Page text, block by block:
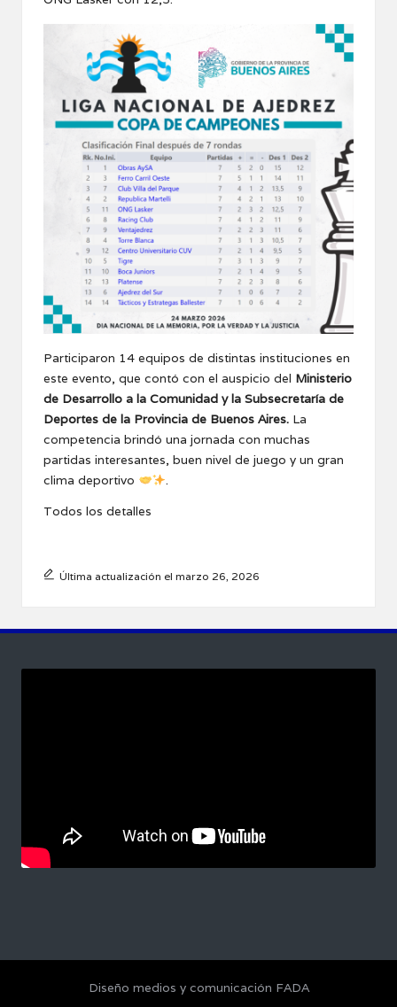
Participaron 14 equipos de distintas instituciones en
este evento, que contó con el auspicio del Ministerio
de Desarrollo a la Comunidad y la Subsecretaría de
Deportes de la Provincia de Buenos Aires. La
competencia brindó una jornada con muchas
partidas interesantes, buen nivel de juego y un gran
clima deportivo
.
Todos los detalles
Última actualización el marzo 26, 2026
Diseño medios y comunicación FADA